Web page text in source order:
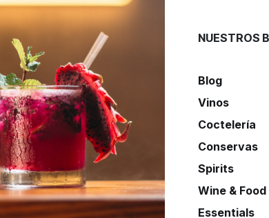
NUESTROS
Blog
Vinos
Coctelería
Conservas
Spirits
Wine & Food
Essentials